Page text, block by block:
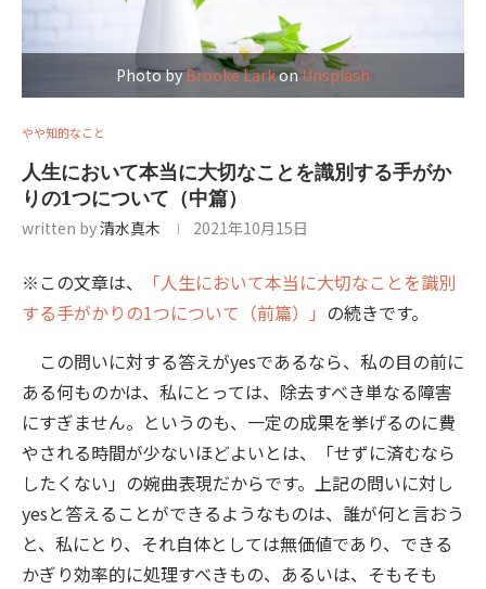
Photo byBrooke LarkonUnsplash
やや知的なこと
人生において本当に大切なことを識別する手がか
りの1つについて（中篇）
written by清水真木 2021年10月15日
※この文章は、
「人生において本当に大切なことを識別
する手がかりの1つについて（前篇）」 の続きです。
この問いに対する答えがyesであるなら、私の目の前に
ある何ものかは、私にとっては、除去すべき単なる障害
にすぎません。というのも、一定の成果を挙げるのに費
やされる時間が少ないほどよいとは、「せずに済むなら
したくない」の婉曲表現だからです。上記の問いに対し
yesと答えることができるようなものは、誰が何と言おう
と、私にとり、それ自体としては無価値であり、できる
かぎり効率的に処理すべきもの、あるいは、そもそも